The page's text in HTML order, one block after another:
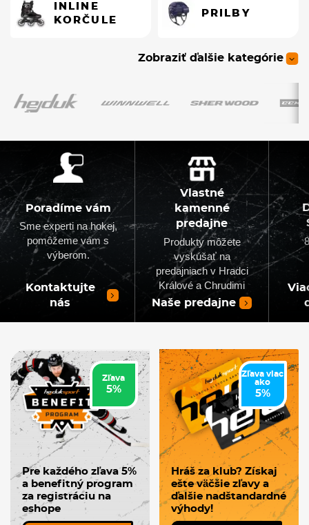
INLINE
KORČULE
PRILBY
Zobraziť ďalšie kategórie
Poradíme vám
Sme experti na hokej,
pomôžeme vám s
výberom.
Kontaktujte
nás
Vlastné
kamenné
predajne
Produkty môžete
vyskúšať na
predajniach v Hradci
Králové a Chrudimi
Naše predajne
Zľava
5%
Pre každého zľava 5%
a benefitný program
za registráciu na
eshope
Zľava viac
ako
5%
Hráš za klub? Získaj
ešte väčšie zľavy a
ďalšie nadštandardné
výhody!